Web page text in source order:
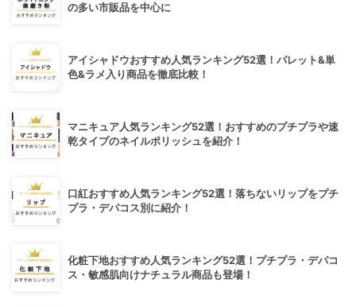
の多い市販品を中心に
アイシャドウおすすめ人気ランキング52選！パレット&単
色&ラメ入り商品を徹底比較！
マニキュア人気ランキング52選！おすすめのプチプラや速
乾タイプのネイルポリッシュを紹介！
口紅おすすめ人気ランキング52選！落ちないリップをプチ
プラ・デパコス別に紹介！
化粧下地おすすめ人気ランキング52選！プチプラ・デパコ
ス・敏感肌向けナチュラル商品も登場！